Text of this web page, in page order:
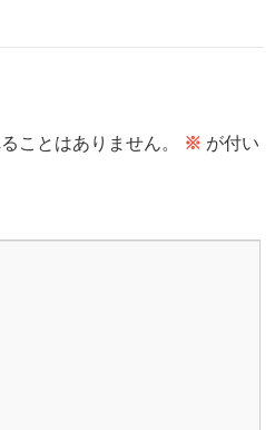
ことはありません。 ※ が付い